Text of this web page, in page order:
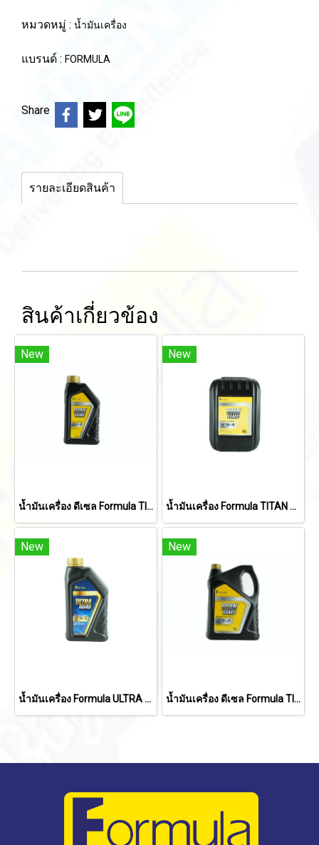
หมวดหมู่ : น้ำมันเครื่อง
แบรนด์ : FORMULA
Share
รายละเอียดสินค้า
สินค้าเกี่ยวข้อง
New
น้ำมันเครื่อง ดีเซล Formula TITAN GUARD API CK-4 FULLY SYNTHETIC 5W-30 (1 ลิตร)
New
น้ำมันเครื่อง Formula TITAN GUARD API CI-4/SL SEMI SYNTHETIC 15W-40 (18 ลิตร)
New
น้ำมันเครื่อง Formula ULTRA GUARD API SP/ILSAC GF-6A FULLY SYNTHETIC 5W-30 (1 ลิตร)
New
น้ำมันเครื่อง ดีเซล Formula TITAN GUARD API CK-4 FULLY SYNTHETIC 5W-30 (6 ลิตร+1 ลิตร)